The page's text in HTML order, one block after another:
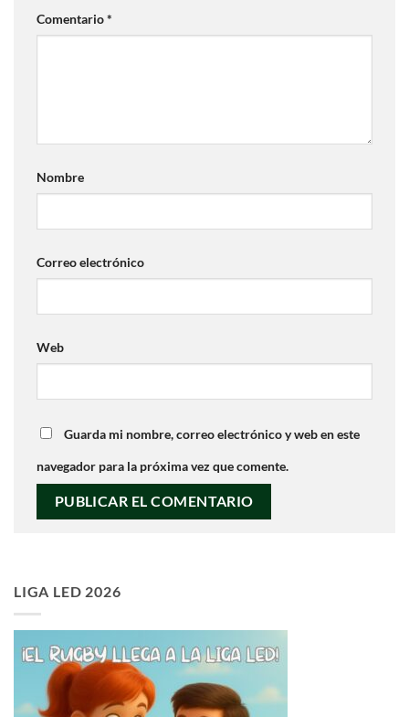
Comentario*
Nombre
Correo electrónico
Web
Guarda mi nombre, correo electrónico y web en este
navegador para la próxima vez que comente.
LIGA LED 2026